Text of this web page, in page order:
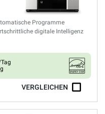
Programme
digitale Intelligenz
VERGLEICHEN